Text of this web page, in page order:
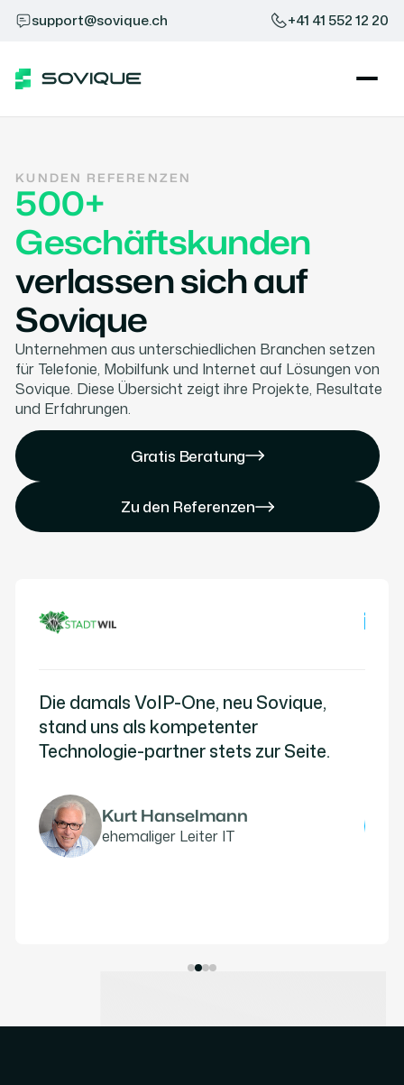
support@sovique.ch +41 41 552 12 20
KUNDEN REFERENZEN
500+
Geschäftskunden
verlassen sich auf
Sovique
Unternehmen aus unterschiedlichen Branchen setzen
für Telefonie, Mobilfunk und Internet auf Lösungen von
Sovique. Diese Übersicht zeigt ihre Projekte, Resultate
und Erfahrungen.
Gratis Beratung
Gratis Beratung
Gratis Beratung
Zu den Referenzen
Zu den Referenzen
Zu den Referenzen
Die damals VoIP-One, neu Sovique,
stand uns als kompetenter
Technologie-partner stets zur Seite.
Kurt Hanselmann
ehemaliger Leiter IT